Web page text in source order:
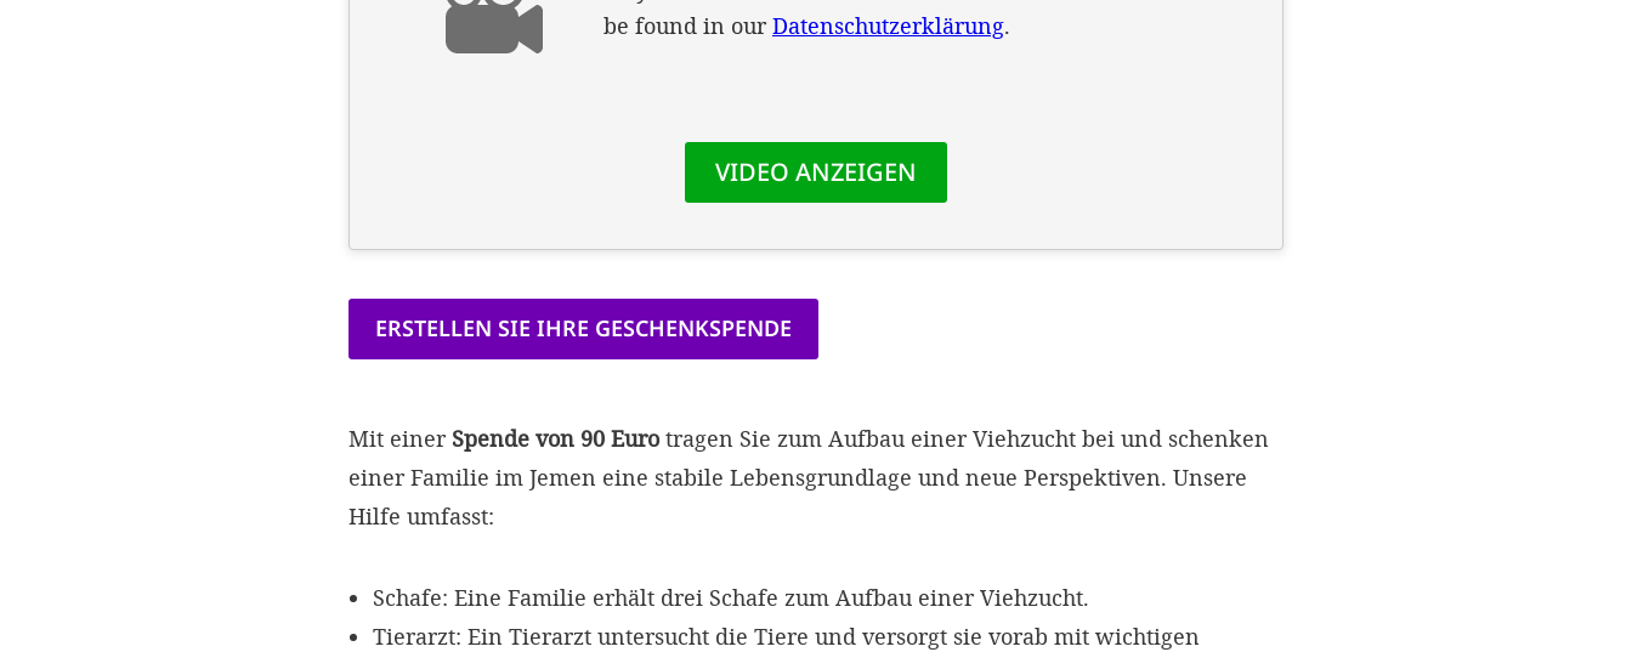
ERSTELLEN SIE IHRE GESCHENKSPENDE
Mit einer Spende von 90 Eurotragen Sie zum Aufbau einer Viehzucht bei und schenken
einer Familie im Jemen eine stabile Lebensgrundlage und neue Perspektiven. Unsere
Hilfe umfasst:
Schafe: Eine Familie erhält drei Schafe zum Aufbau einer Viehzucht.
Tierarzt: Ein Tierarzt untersucht die Tiere und versorgt sie vorab mit wichtigen